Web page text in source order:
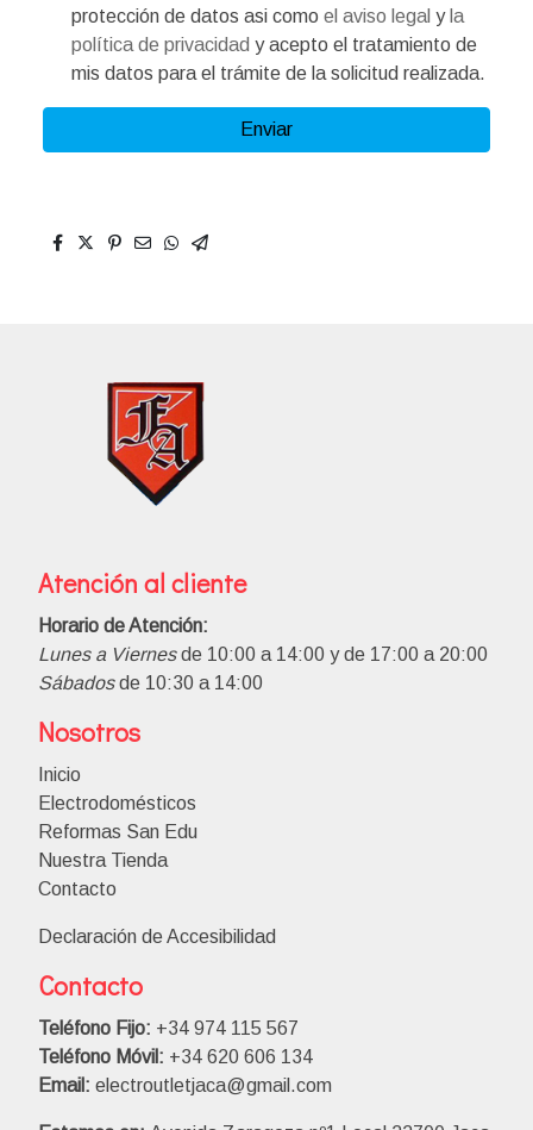
protección de datos asi como el aviso legal y la
política de privacidad y acepto el tratamiento de
mis datos para el trámite de la solicitud realizada.
Enviar
Atención al cliente
Horario de Atención:
Lunes a Viernesde 10:00 a 14:00 y de 17:00 a 20:00
Sábadosde 10:30 a 14:00
Nosotros
Inicio
Electrodomésticos
Reformas San Edu
Nuestra Tienda
Contacto
Declaración de Accesibilidad
Contacto
Teléfono Fijo: +34 974 115 567
Teléfono Móvil: +34 620 606 134
Email: electroutletjaca@gmail.com